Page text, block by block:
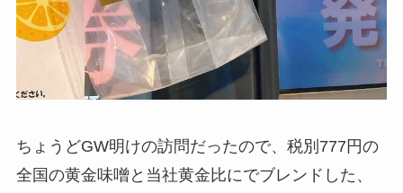
ちょうどGW明けの訪問だったので、税別777円の
全国の黄金味噌と当社黄金比にでブレンドした、